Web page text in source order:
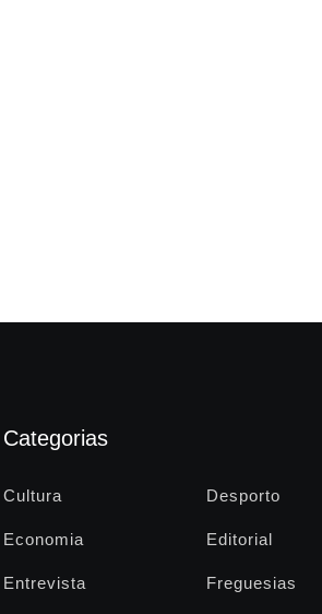
Categorias
Cultura Desporto
Economia Editorial
Entrevista Freguesias